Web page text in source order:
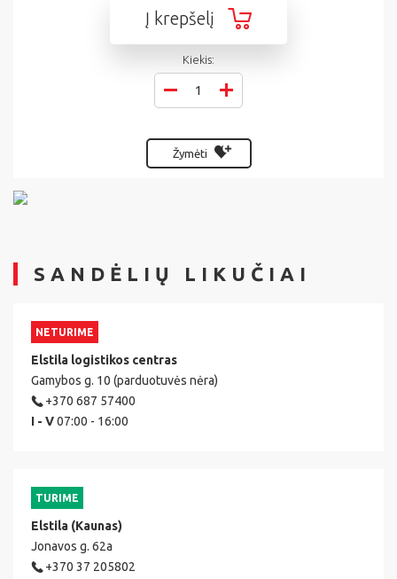
Į krepšelį
Kiekis:
Žymėti
SANDĖLIŲ LIKUČIAI
NETURIME
Elstila logistikos centras
Gamybos g. 10 (parduotuvės nėra)
+370 687 57400
I - V07:00 - 16:00
TURIME
Elstila (Kaunas)
Jonavos g. 62a
+370 37 205802